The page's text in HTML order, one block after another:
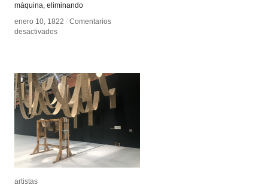
máquina, eliminando
enero 10, 1822 / Comentarios
desactivadosen
Maquina
analítica
enero 10, 1822 / Comentarios
desactivadosen
Maquina
analítica
artistas
artistas